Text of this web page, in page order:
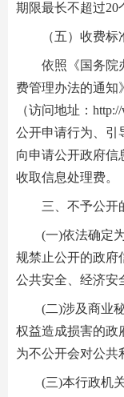
期限最长不超过20
（五）收费标
依照《国务院
费管理办法的通知
（访问地址：
公开申请行为、引
向申请公开政府信
收取信息处理费。
三、不予公开
(一)依法确定
规禁止公开的政府
公共安全、经济安
(二)涉及商业
权益造成损害的政
为不公开会对公共
(三)本行政机